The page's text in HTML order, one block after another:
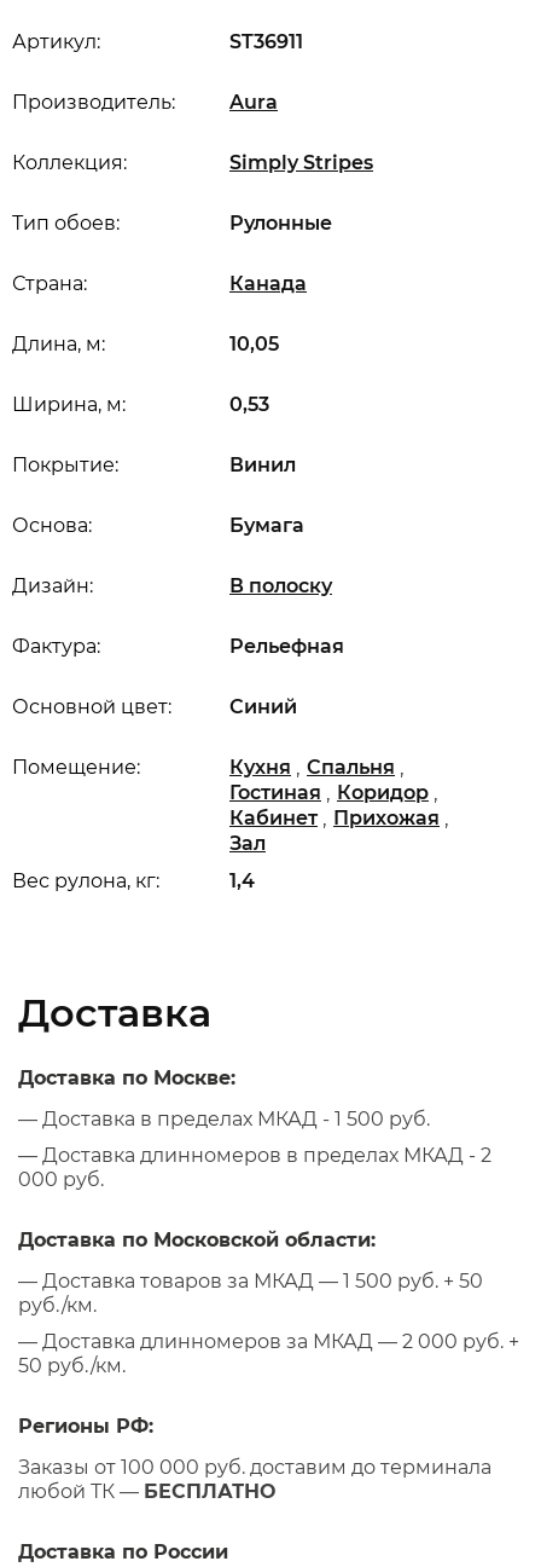
Артикул: ST36911
Производитель: Aura
Коллекция: Simply Stripes
Длина, м: 10,05
Ширина, м: 0,53
Вес рулона, кг: 1,4
Основной цвет: Синий
Дизайн: В полоску
Основа: Бумага
Покрытие: Винил
Помещение: Кухня , Спальня ,
Гостиная , Коридор ,
Кабинет , Прихожая ,
Зал
Страна: Канада
Тип обоев: Рулонные
Фактура: Рельефная
Доставка
Доставка по Москве:
— Доставка в пределах МКАД - 1 500 руб.
— Доставка длинномеров в пределах МКАД - 2
000 руб.
Доставка по Московской области:
— Доставка товаров за МКАД — 1 500 руб. + 50
руб./км.
— Доставка длинномеров за МКАД — 2 000 руб. +
50 руб./км.
Регионы РФ:
Заказы от 100 000 руб. доставим до терминала
любой ТК — БЕСПЛАТНО
Доставка по России